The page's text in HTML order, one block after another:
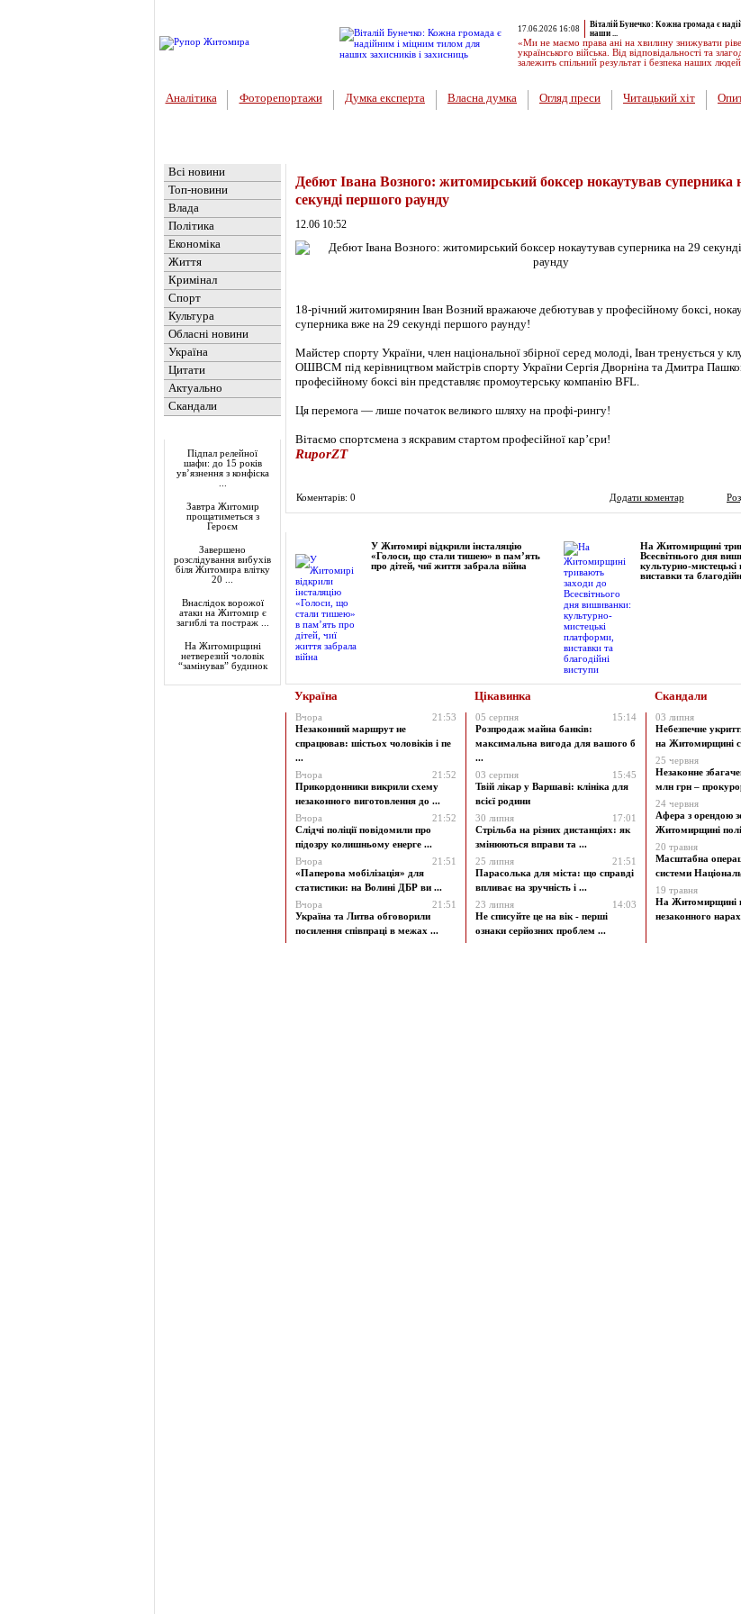
17.06.2026 16:08
Віталій Бунечко: Кожна громада є
наши ...
«Ми не маємо права ані на хвилину знижувати
українського війська. Від відповідальності та
залежить спільний результат і безпека наших
Аналітика Фоторепортажи Думка експерта Власна думка Огляд преси Читацький хіт
Всі новини
Топ-новини
Влада
Політика
Економіка
Життя
Кримінал
Спорт
Культура
Обласні новини
Україна
Цитати
Актуально
Скандали
Підпал релейної
шафи: до 15 років
ув’язнення з конфіска
Завтра Житомир
прощатиметься з
Героєм
Завершено
розслідування вибухів
біля Житомира влітку
20 ...
Внаслідок ворожої
атаки на Житомир є
загиблі та постраж ...
На Житомирщині
нетверезий чоловік
“замінував” будинок
Дебют Івана Возного: житомирський боксер нокаутував суперника
секунді першого раунду
12.06 10:52
18-річний житомирянин Іван Возний вражаюче дебютував у професійному боксі,
суперника вже на 29 секунді першого раунду!
Майстер спорту України, член національної збірної серед молоді, Іван тренується у
ОШВСМ під керівництвом майстрів спорту України Сергія Дворніна та Дмитра
професійному боксі він представляє промоутерську компанію BFL.
Ця перемога — лише початок великого шляху на профі-рингу!
Вітаємо спортсмена з яскравим стартом професійної кар’єри!
RuporZT
Коментарів: 0 Додати коментар
У Житомирі відкрили інсталяцію
«Голоси, що стали тишею» в пам’ять
про дітей, чиї життя забрала війна
На Житомирщині
Всесвітнього дня
культурно-
виставки та
Україна Цікавинка Скандали
Вчора
21:53
Незаконний маршрут не
спрацював: шістьох чоловіків і пе
...
Вчора
21:52
Прикордонники викрили схему
незаконного виготовлення до ...
Вчора
21:52
Слідчі поліції повідомили про
підозру колишньому енерге ...
Вчора
21:51
«Паперова мобілізація» для
статистики: на Волині ДБР ви ...
Вчора
21:51
Україна та Литва обговорили
посилення співпраці в межах ...
05 серпня
15:14
Розпродаж майна банків:
максимальна вигода для вашого б
...
03 серпня
15:45
Твій лікар у Варшаві: клініка для
всієї родини
30 липня
17:01
Стрільба на різних дистанціях: як
змінюються вправи та ...
25 липня
21:51
Парасолька для міста: що справді
впливає на зручність і ...
23 липня
14:03
Не списуйте це на вік - перші
ознаки серйозних проблем ...
03 липня
Небезпечне
на Житомирщині
25 червня
Незаконне
млн грн –
24 червня
Афера з орендою
Житомирщині
20 травня
Масштабна
системи
19 травня
На Житомирщині
незаконного